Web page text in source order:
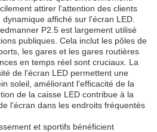
attirer l'attention des clients
affiché sur l'écran LED.
P2.5 est largement utilisé
publiques. Cela inclut les pôles de
les gares et les gares routières
en temps réel sont cruciaux. La
de l'écran LED permettent une
soleil, améliorant l'efficacité de la
de la caisse LED contribue à la
l'écran dans les endroits fréquentés
et sportifs bénéficient